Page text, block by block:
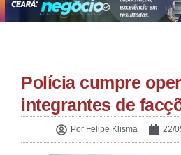
Polícia cumpre
integrantes de
Por Felipe Klisma 22/